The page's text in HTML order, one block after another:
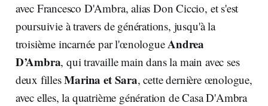
avec Francesco D'Ambra, alias Don Ciccio, et s'est
poursuivie à travers de générations, jusqu'à la
troisième incarnée par l'œnologueAndrea
D’Ambra, qui travaille main dans la main avec ses
deux fillesMarina et Sara, cette dernière œnologue,
avec elles, la quatrième génération de Casa D'Ambra